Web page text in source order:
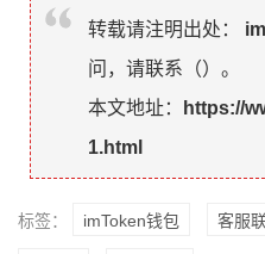
转载请注明出处：
问，请联系（）。
本文地址：
https://
1.html
标签： imToken钱包 客服